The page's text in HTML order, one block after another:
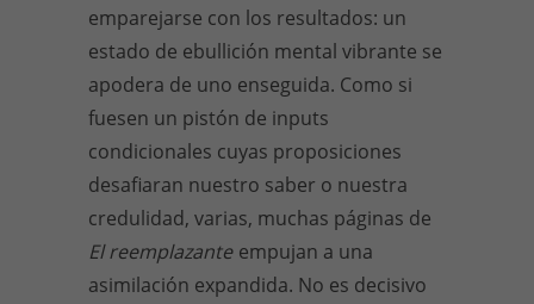
emparejarse con los resultados: un
estado de ebullición mental vibrante se
apodera de uno enseguida. Como si
fuesen un pistón de inputs
condicionales cuyas proposiciones
desafiaran nuestro saber o nuestra
credulidad, varias, muchas páginas de
El reemplazante empujan a una
asimilación expandida. No es decisivo